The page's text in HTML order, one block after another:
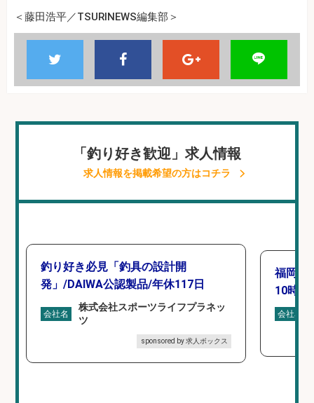
＜藤田浩平／TSURINEWS編集部＞
「釣り好き歓迎」求人情報
求人情報を掲載希望の方はコチラ
釣り好き必見「釣具の設計開
発」/DAIWA公認製品/年休117日
会社名
株式会社スポーツライフプラネッ
ツ
sponsored by 求人ボックス
福岡「
10時間
会社名